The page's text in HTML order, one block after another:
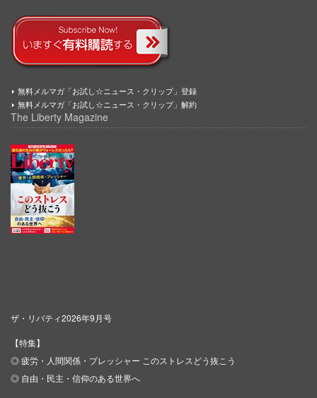
無料メルマガ「お試し☆ニュース・クリップ」登録
無料メルマガ「お試し☆ニュース・クリップ」解約
The Liberty Magazine
ザ・リバティ2026年9月号
【特集】
◎ 疲労・人間関係・プレッシャー このストレスどう抜こう
◎ 自由・民主・信仰のある世界へ